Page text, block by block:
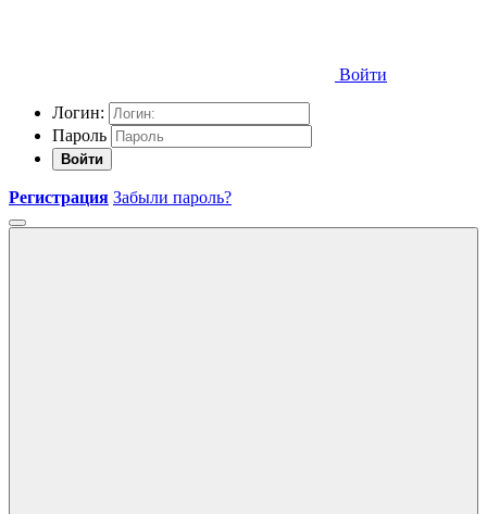
Войти
Логин:
Пароль
Войти
Регистрация Забыли пароль?